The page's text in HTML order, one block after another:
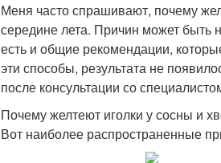
Меня часто спрашивают, почему
середине лета. Причин может быть
есть и общие рекомендации,
эти способы, результата не
после консультации со
Почему желтеют иголки у сосны и
Вот наиболее распространенные